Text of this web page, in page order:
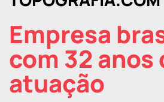
Empresa
com 32 anos
atuação